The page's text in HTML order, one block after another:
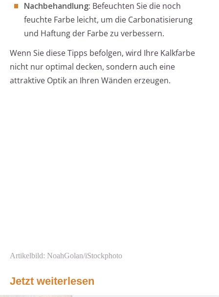
Nachbehandlung: Befeuchten Sie die noch
feuchte Farbe leicht, um die Carbonatisierung
und Haftung der Farbe zu verbessern.
Wenn Sie diese Tipps befolgen, wird Ihre Kalkfarbe
nicht nur optimal decken, sondern auch eine
attraktive Optik an Ihren Wänden erzeugen.
Artikelbild: NoahGolan/iStockphoto
Jetzt weiterlesen